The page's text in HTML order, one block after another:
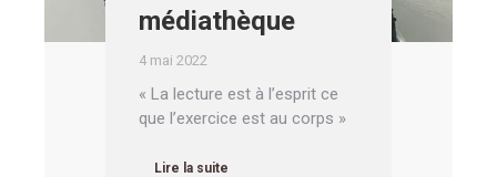
médiathèque
4 mai 2022
« La lecture est à l’esprit ce
que l’exercice est au corps »
Lire la suite